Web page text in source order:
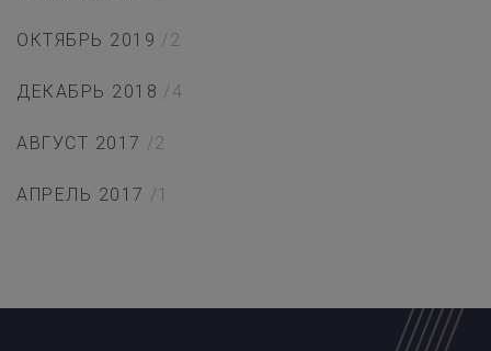
ОКТЯБРЬ 2019 /2
ДЕКАБРЬ 2018 /4
АВГУСТ 2017 /2
АПРЕЛЬ 2017 /1